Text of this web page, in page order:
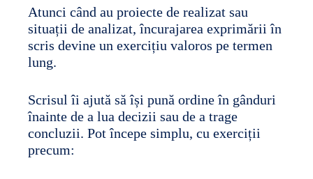
Atunci când au proiecte de realizat sau
situații de analizat, încurajarea exprimării în
scris devine un exercițiu valoros pe termen
lung.
Scrisul îi ajută să își pună ordine în gânduri
înainte de a lua decizii sau de a trage
concluzii. Pot începe simplu, cu exerciții
precum: